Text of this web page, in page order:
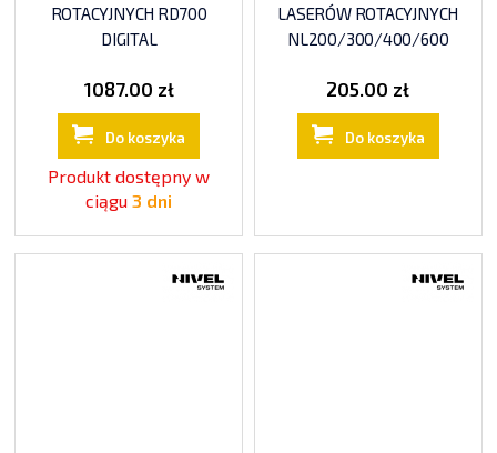
ROTACYJNYCH RD700
DIGITAL
1087.00 zł
Do koszyka
Produkt dostępny w
ciągu3 dni
LASERÓW ROTACYJNYCH
NL200/300/400/600
205.00 zł
Do koszyka